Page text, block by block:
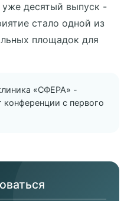
уже десятый выпуск -
стало одной из
площадок для
«СФЕРА» -
конференции с первого